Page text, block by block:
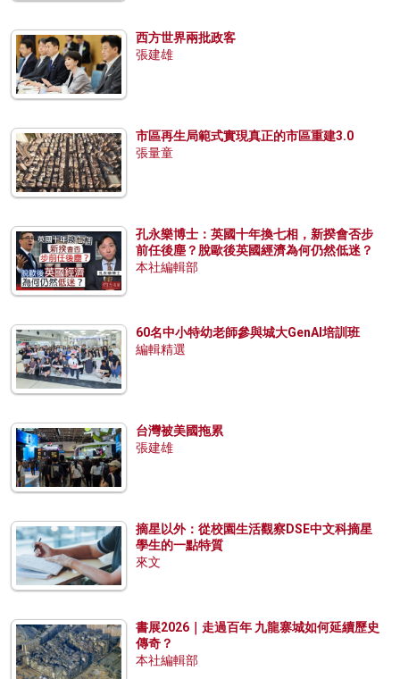
西方世界兩批政客
張建雄
市區再生局範式實現真正的市區重建3.0
張量童
孔永樂博士：英國十年換七相，新揆會否步
前任後塵？脫歐後英國經濟為何仍然低迷？
本社編輯部
60名中小特幼老師參與城大GenAI培訓班
編輯精選
台灣被美國拖累
張建雄
摘星以外：從校園生活觀察DSE中文科摘星
學生的一點特質
來文
書展2026｜走過百年 九龍寨城如何延續歷史
傳奇？
本社編輯部